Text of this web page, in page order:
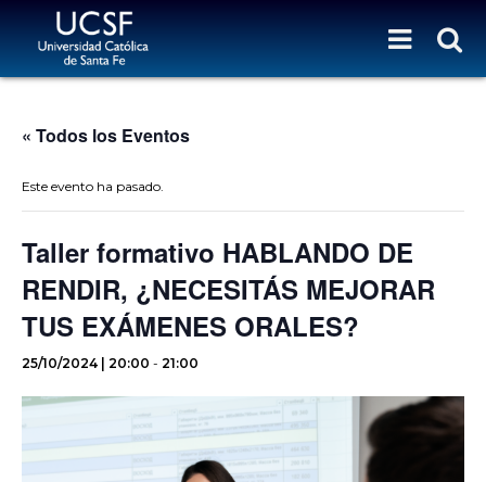
« Todos los Eventos
Este evento ha pasado.
Taller formativo HABLANDO DE
RENDIR, ¿NECESITÁS MEJORAR
TUS EXÁMENES ORALES?
25/10/2024 | 20:00 - 21:00